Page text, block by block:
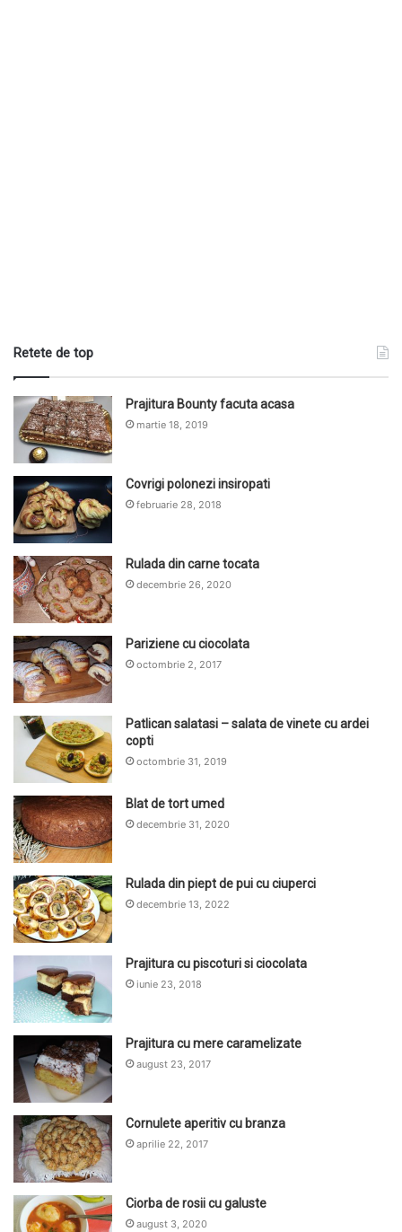
Retete de top
Prajitura Bounty facuta acasa
martie 18, 2019
Covrigi polonezi insiropati
februarie 28, 2018
Rulada din carne tocata
decembrie 26, 2020
Pariziene cu ciocolata
octombrie 2, 2017
Patlican salatasi – salata de vinete cu ardei
copti
octombrie 31, 2019
Blat de tort umed
decembrie 31, 2020
Rulada din piept de pui cu ciuperci
decembrie 13, 2022
Prajitura cu piscoturi si ciocolata
iunie 23, 2018
Prajitura cu mere caramelizate
august 23, 2017
Cornulete aperitiv cu branza
aprilie 22, 2017
Ciorba de rosii cu galuste
august 3, 2020